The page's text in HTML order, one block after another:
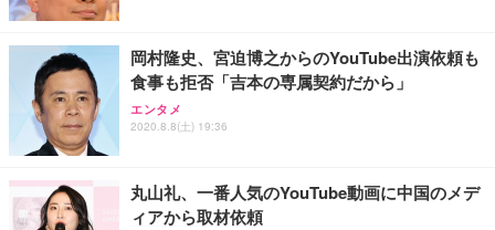
岡村隆史、宮迫博之からのYouTube出演依頼も
食事も拒否「吉本の専属契約だから」
エンタメ
2020.8.8(土) 19:36
丸山礼、一番人気のYouTube動画に中国のメデ
ィアから取材依頼